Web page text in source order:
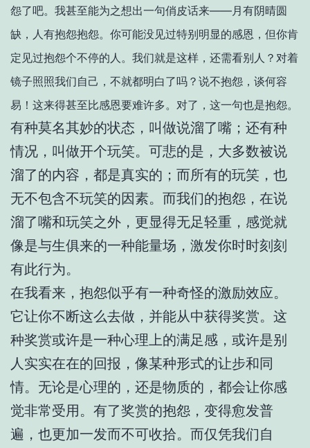
怨了吧。我甚至能为之想出一句俏皮话来——月有阴晴圆
缺，人有抱怨抱怨。你可能没见过特别明显的感恩，但你肯
定见过抱怨个不停的人。我们就是这样，还需看别人？对着
镜子照照我们自己，不就都明白了吗？说不抱怨，谈何容
易！这来得甚至比感恩要难许多。对了，这一句也是抱怨。
有种莫名其妙的状态，叫做说溜了嘴；还有种
情况，叫做开个玩笑。可悲的是，大多数被说
溜了的内容，都是真实的；而所有的玩笑，也
无不包含不玩笑的因素。而我们的抱怨，在说
溜了嘴和玩笑之外，更显得无足轻重，感觉就
像是与生俱来的一种能量场，激发你时时刻刻
有此行为。
在我看来，抱怨似乎有一种奇怪的激励效应。
它让你不断这么去做，并能从中获得奖赏。这
种奖赏或许是一种心理上的满足感，或许是别
人实实在在的回报，像某种形式的让步和同
情。无论是心理的，还是物质的，都会让你感
觉非常受用。有了奖赏的抱怨，变得愈发普
遍，也更加一发而不可收拾。而仅凭我们自